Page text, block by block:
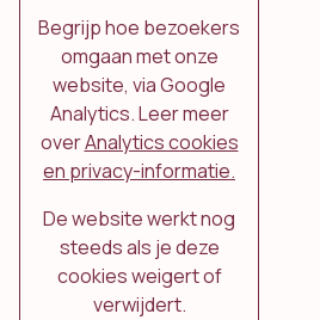
Begrijp hoe bezoekers
omgaan met onze
website, via Google
Analytics. Leer meer
overAnalytics cookies
en privacy-informatie.
De website werkt nog
steeds als je deze
cookies weigert of
verwijdert.